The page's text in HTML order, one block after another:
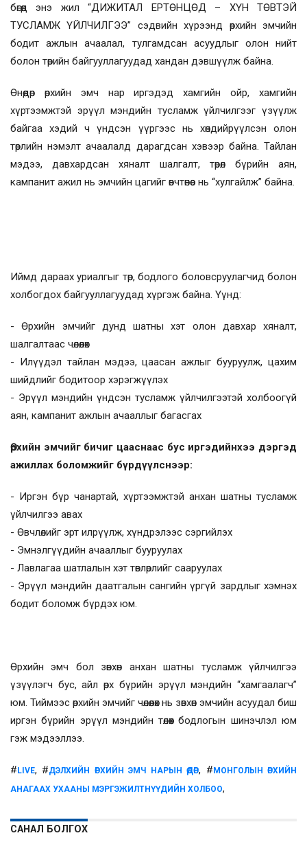
бөгөөд энэ жил “ДИЖИТАЛ ЕРТӨНЦӨД – ХҮН ТӨВТЭЙ
ТУСЛАМЖ ҮЙЛЧИЛГЭЭ” сэдвийн хүрээнд өрхийн эмчийн
бодит ажлын ачаалал, тулгамдсан асуудлыг олон нийт
болон төрийн байгууллагуудад хандан дэвшүүлж байна.
Өнөөдөр өрхийн эмч нар иргэдэд хамгийн ойр, хамгийн
хүртээмжтэй эрүүл мэндийн тусламж үйлчилгээг үзүүлж
байгаа хэдий ч үндсэн үүргээс нь хөндийрүүлсэн олон
төрлийн нэмэлт ачаалалд дарагдсан хэвээр байна. Тайлан
мэдээ, давхардсан хяналт шалгалт, төрөл бүрийн аян,
кампанит ажил нь эмчийн цагийг өвчтөнөөс нь “хулгайлж” байна.
Иймд дараах уриалгыг төр, бодлого боловсруулагчид болон
холбогдох байгууллагуудад хүргэж байна. Үүнд:
- Өрхийн эмчийг дунд шатны хэт олон давхар хяналт,
шалгалтаас чөлөөлөх
- Илүүдэл тайлан мэдээ, цаасан ажлыг бууруулж, цахим
шийдлийг бодитоор хэрэгжүүлэх
- Эрүүл мэндийн үндсэн тусламж үйлчилгээтэй холбоогүй
аян, кампанит ажлын ачааллыг багасгах
Өрхийн эмчийг бичиг цааснаас бус иргэдийнхээ дэргэд
ажиллах боломжийг бүрдүүлснээр:
- Иргэн бүр чанартай, хүртээмжтэй анхан шатны тусламж
үйлчилгээ авах
- Өвчлөлийг эрт илрүүлж, хүндрэлээс сэргийлэх
- Эмнэлгүүдийн ачааллыг бууруулах
- Лавлагаа шатлалын хэт төвлөрлийг сааруулах
- Эрүүл мэндийн даатгалын сангийн үргүй зардлыг хэмнэх
бодит боломж бүрдэх юм.
Өрхийн эмч бол зөвхөн анхан шатны тусламж үйлчилгээ
үзүүлэгч бус, айл өрх бүрийн эрүүл мэндийн “хамгаалагч”
юм. Тиймээс өрхийн эмчийг чөлөөлөх нь зөвхөн эмчийн асуудал биш
иргэн бүрийн эрүүл мэндийн төлөөх бодлогын шинэчлэл юм
гэж мэдээллээ.
#LIVE, #ДЭЛХИЙН ӨРХИЙН ЭМЧ НАРЫН ӨДӨР, #МОНГОЛЫН ӨРХИЙН
АНАГААХ УХААНЫ МЭРГЭЖИЛТНҮҮДИЙН ХОЛБОО,
САНАЛ БОЛГОХ